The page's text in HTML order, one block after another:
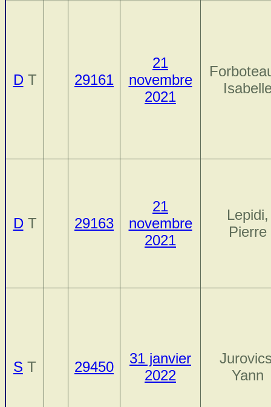
DT 29161
21
novembre
2021
DT 29163
21
novembre
2021
Lepidi,
Pierre
S T 29450
31 janvier
2022
Yann